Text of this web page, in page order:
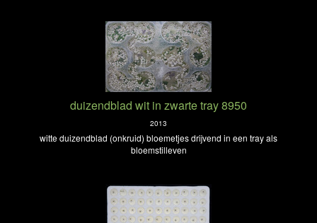
duizendblad wit in zwarte tray 8950
2013
witte duizendblad (onkruid) bloemetjes drijvend in een tray als
bloemstilleven